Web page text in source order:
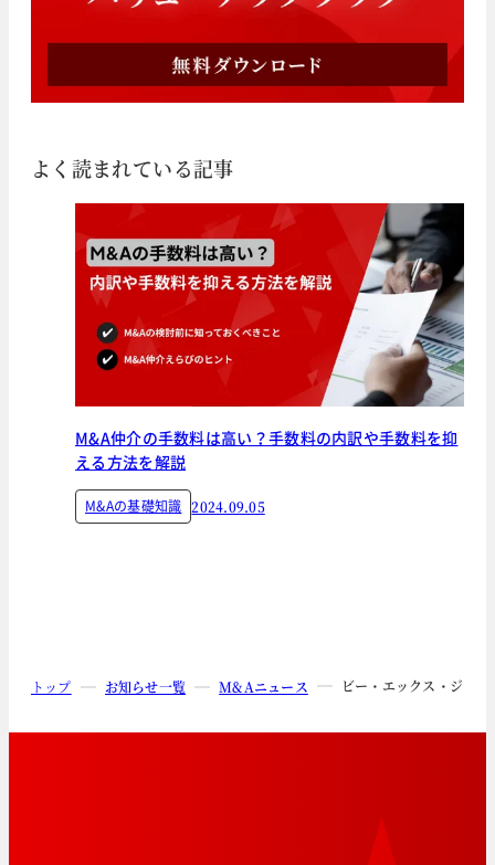
よく読まれている記事
M&A仲介の手数料は高い？手数料の内訳や手数料を抑
える方法を解説
M&Aの基礎知識 2024.09.05
トップ お知らせ一覧 M&Aニュース ビー・エックス・ジェ